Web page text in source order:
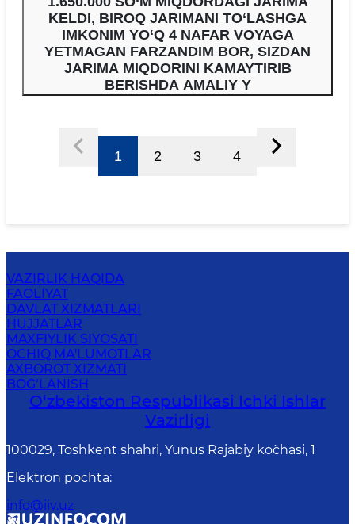
KELDI, BIROQ JARIMANI TO‘LASHGA
IMKONIM YO‘Q 4 NAFAR VOYAGA
YETMAGAN FARZANDIM BOR, SIZDAN
JARIMA MIQDORINI KAMAYTIRIB
BERISHDA AMALIY Y
1 2 3 4
VAZIRLIK HAQIDA
FAOLIYAT
DAVLAT XIZMATLARI
HUJJATLAR
MAXFIYLIK SIYOSATI
OCHIQ MA'LUMOTLAR
AXBOROT XIZMATI
BOG‘LANISH
O‘zbеkiston Rеspublikаsi Ichki Ishlаr
Vаzirligi
100029, Toshkent shahri, Yunus Rаjаbiy ko`chаsi, 1
Elektron pochta:
info@iiv.uz